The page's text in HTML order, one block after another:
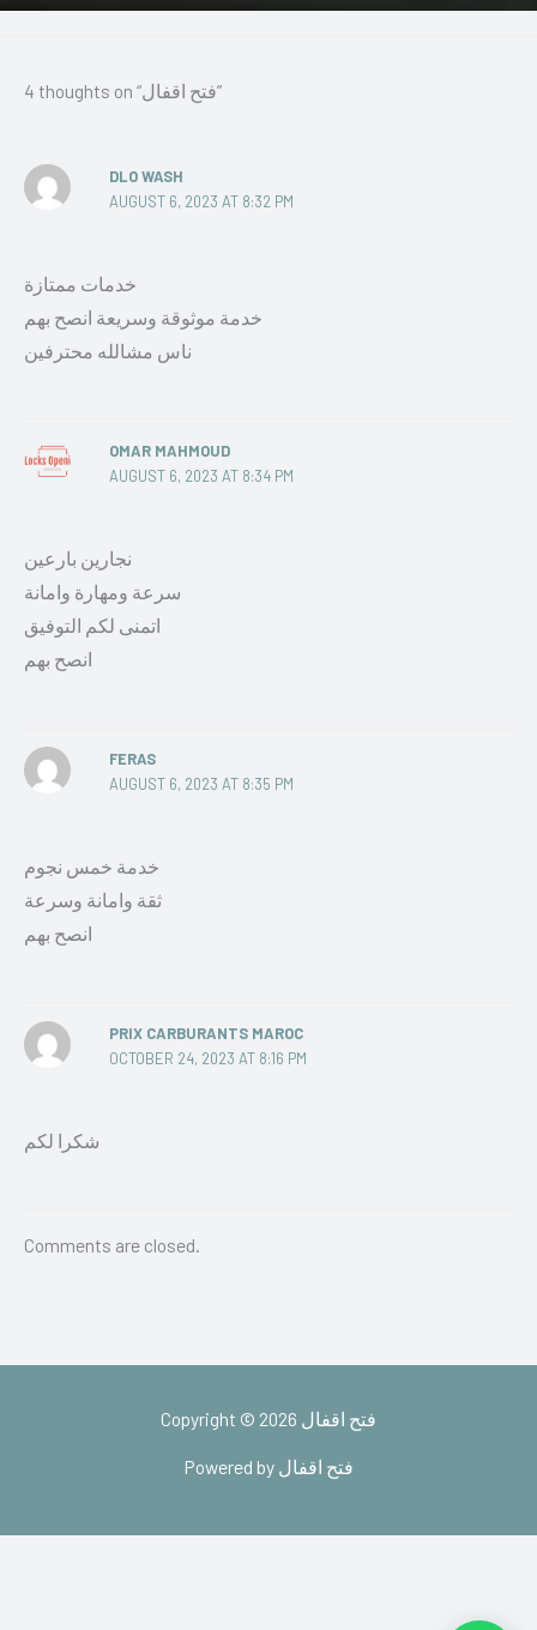
4 thoughts on “فتح اقفال”
DLO WASH
AUGUST 6, 2023 AT 8:32 PM
خدمات ممتازة
خدمة موثوقة وسريعة انصح بهم
ناس مشالله محترفين
OMAR MAHMOUD
AUGUST 6, 2023 AT 8:34 PM
نجارين بارعين
سرعة ومهارة وامانة
اتمنى لكم التوفيق
انصح بهم
FERAS
AUGUST 6, 2023 AT 8:35 PM
خدمة خمس نجوم
ثقة وامانة وسرعة
انصح بهم
PRIX CARBURANTS MAROC
OCTOBER 24, 2023 AT 8:16 PM
شكرا لكم
Comments are closed.
Copyright © 2026 فتح اقفال
Powered by فتح اقفال